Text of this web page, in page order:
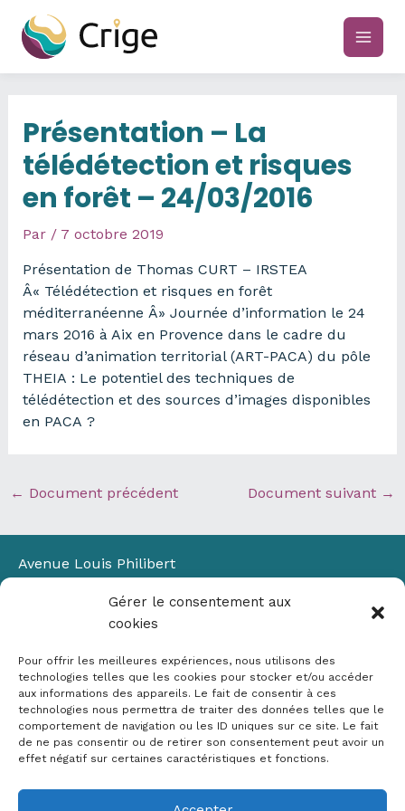
Gérer le consentement aux
cookies
Pour offrir les meilleures expériences, nous utilisons des
technologies telles que les cookies pour stocker et/ou accéder
aux informations des appareils. Le fait de consentir à ces
technologies nous permettra de traiter des données telles que le
comportement de navigation ou les ID uniques sur ce site. Le fait
de ne pas consentir ou de retirer son consentement peut avoir un
effet négatif sur certaines caractéristiques et fonctions.
contenu
main
Présentation – La
télédétection et risques
en forêt – 24/03/2016
Par / 7 octobre 2019
Présentation de Thomas CURT – IRSTEA
Â« Télédétection et risques en forêt
méditerranéenne Â» Journée d’information le 24
mars 2016 à Aix en Provence dans le cadre du
réseau d’animation territorial (ART-PACA) du pôle
THEIA : Le potentiel des techniques de
télédétection et des sources d’images disponibles
en PACA ?
← Document précédent Document suivant →
Avenue Louis Philibert
Bâtiment Laennec
13100 Aix-en-Provence
✉ contact@crige-paca.org